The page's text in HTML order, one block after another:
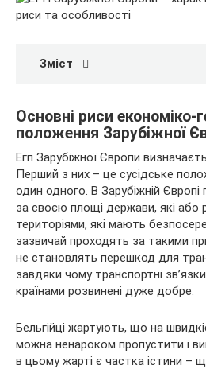
Зміст
Основні риси економіко-
положення Зарубіжної
Егп Зарубіжної Європи
Перший з них – це сусідське
один одного. В Зарубіжній
за своєю площі держави, які або
територіями, які мають
зазвичай проходять за такими
не становлять перешкод для
завдяки чому транспортні
країнами розвинені дуже добре.
Бельгійці жартують, що на
можна ненароком пропустити і
в цьому жарті є частка істини –